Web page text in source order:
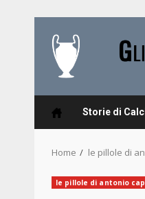
content
Storie di
Home le pillole di
le pillole di antonio